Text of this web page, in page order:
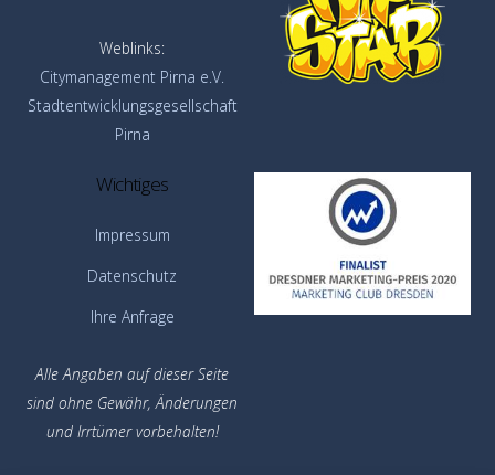
Weblinks:
Citymanagement Pirna e.V.
Stadtentwicklungsgesellschaft
Pirna
Wichtiges
Impressum
Datenschutz
Ihre Anfrage
Alle Angaben auf dieser Seite
sind ohne Gewähr,Änderungen
und Irrtümer vorbehalten!